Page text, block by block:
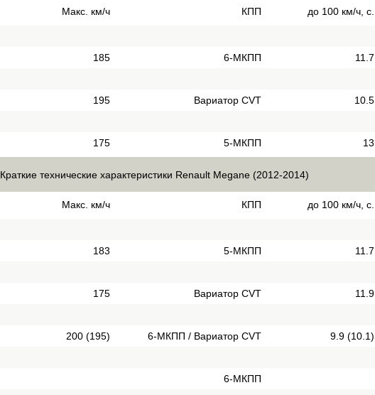
Макс. км/ч КПП до 100 км/ч, с.
185 6-МКПП 11.7
195 Вариатор CVT 10.5
175 5-МКПП 13
Краткие технические характеристики Renault Megane (2012-2014)
Макс. км/ч КПП до 100 км/ч, с.
183 5-МКПП 11.7
175 Вариатор CVT 11.9
200 (195) 6-МКПП / Вариатор CVT 9.9 (10.1)
6-МКПП